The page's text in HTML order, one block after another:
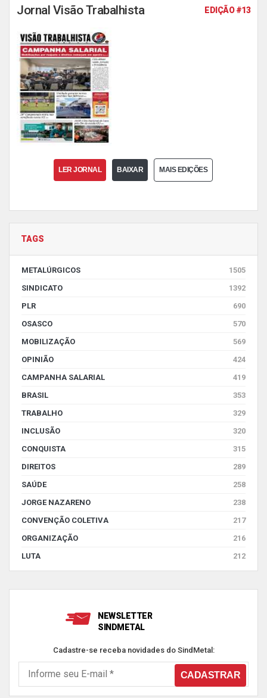
Jornal Visão Trabalhista EDIÇÃO #13
LER JORNAL BAIXAR MAIS EDIÇÕES
TAGS
METALÚRGICOS
1505
SINDICATO
1392
PLR
690
OSASCO
570
MOBILIZAÇÃO
569
OPINIÃO
424
CAMPANHA SALARIAL
419
BRASIL
353
TRABALHO
329
INCLUSÃO
320
CONQUISTA
315
DIREITOS
289
SAÚDE
258
JORGE NAZARENO
238
CONVENÇÃO COLETIVA
217
ORGANIZAÇÃO
216
LUTA
212
NEWSLETTER
SINDMETAL
Cadastre-se receba novidades do SindMetal: